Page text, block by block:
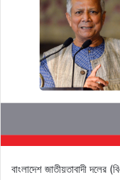
বাংলাদেশ জাতীয়তাবাদী দলের